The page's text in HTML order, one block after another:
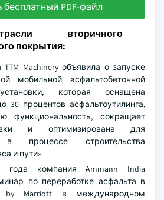
бесплатный PDF-файл
вторичного
покрытия:
Machinery объявила о запуске
мобильной асфальтобетонной
которая оснащена
30 процентов асфальтоутилинга,
функциональность, сокращает
и оптимизирована для
в процессе строительства
и пути»
года компания Ammann India
по переработке асфальта в
by Marriott в международном